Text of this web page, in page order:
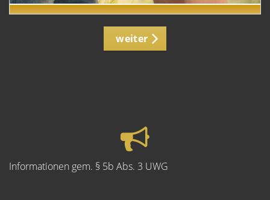
weiter
Informationen gem. § 5b Abs. 3 UWG